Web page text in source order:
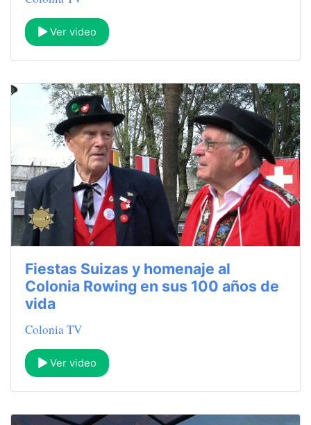
Ver video
Fiestas Suizas y homenaje al
Colonia Rowing en sus 100 años de
vida
Colonia TV
Ver video